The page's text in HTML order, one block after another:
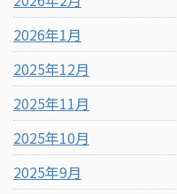
2026年1月
2025年12月
2025年11月
2025年10月
2025年9月